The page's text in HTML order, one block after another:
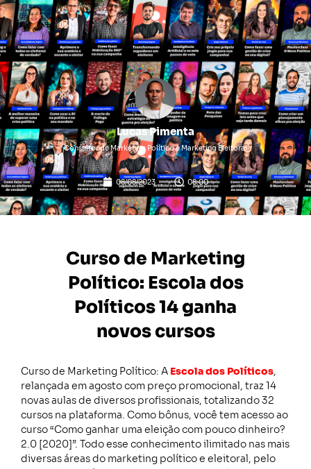
Lucas Pimenta
Consultor de Marketing Político e Marketing Eleitoral
08/08/2023 08:00
Curso de Marketing
Político: Escola dos
Políticos 14 ganha
novos cursos
Curso de Marketing Político: A Escola dos Políticos,
relançada em agosto com preço promocional, traz 14
novas aulas de diversos profissionais, totalizando 32
cursos na plataforma. Como bônus, você tem acesso ao
curso “Como ganhar uma eleição com pouco dinheiro?
2.0 [2020]”. Todo esse conhecimento ilimitado nas mais
diversas áreas do marketing político e eleitoral, pelo